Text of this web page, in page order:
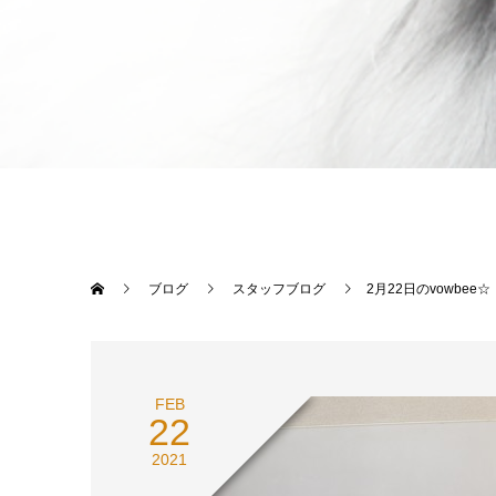
ブログ スタッフブログ 2月22日のvowbee☆
FEB
22
2021